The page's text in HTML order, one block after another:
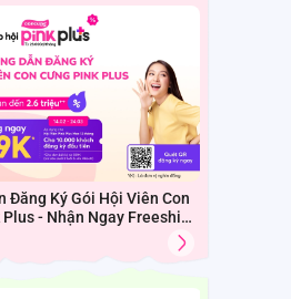
Đăng Ký Gói Hội Viên Con
- Nhận Ngay Freeship